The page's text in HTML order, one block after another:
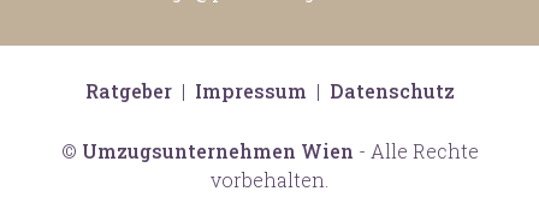
© Umzugsunternehmen Wien - Alle Rechte
vorbehalten.
Ratgeber| Impressum | Datenschutz